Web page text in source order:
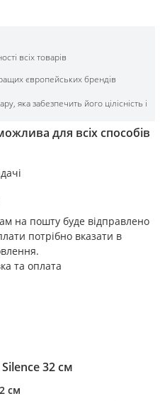
всіх товарів
європейських брендів
яка забезпечить його цілісність і
для всіх способів
на пошту буде відправлено
потрібно вказати в
та оплата
32 см
см